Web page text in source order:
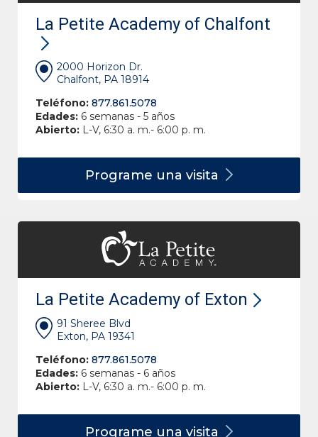
La Petite Academy of Chalfont
2000 Horizon Dr.
Chalfont, PA 18914
Teléfono: 877.861.5078
Edades: 6 semanas - 5 años
Abierto: L-V, 6:30 a. m.- 6:00 p. m.
Programe una visita
La Petite Academy of Exton
91 Sheree Blvd
Exton, PA 19341
Teléfono: 877.861.5078
Edades: 6 semanas - 6 años
Abierto: L-V, 6:30 a. m.- 6:00 p. m.
Programe una visita